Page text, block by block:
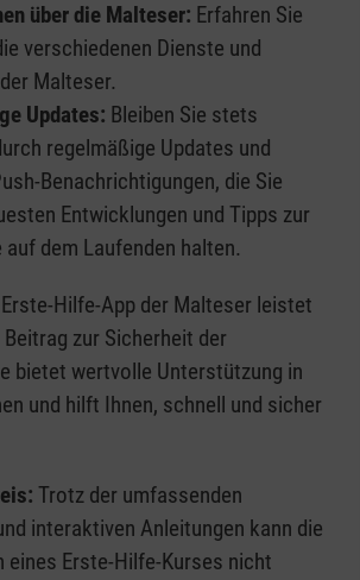
über die Malteser: Erfahren Sie
verschiedenen Dienste und
Malteser.
Updates: Bleiben Sie stets
regelmäßige Updates und
Benachrichtigungen, die Sie
Entwicklungen und Tipps zur
dem Laufenden halten.
Hilfe-App der Malteser leistet
zur Sicherheit der
bietet wertvolle Unterstützung in
und hilft Ihnen, schnell und sicher
Trotz der umfassenden
interaktiven Anleitungen kann die
eines Erste-Hilfe-Kurses nicht